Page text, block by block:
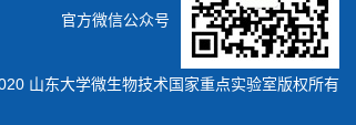
官方微信公众号
山东大学微生物技术国家重点实验室版权所有